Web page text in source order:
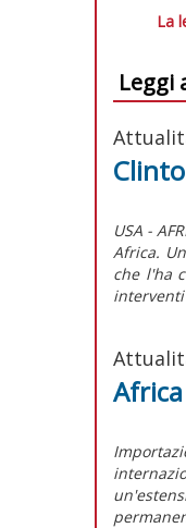
La
Leggi
USA -
Africa.
che l'ha